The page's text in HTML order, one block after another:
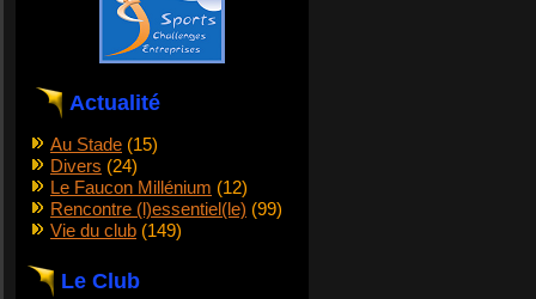
Actualité
Au Stade (15)
Divers (24)
Le Faucon Millénium (12)
Rencontre (l)essentiel(le) (99)
Vie du club (149)
Le Club